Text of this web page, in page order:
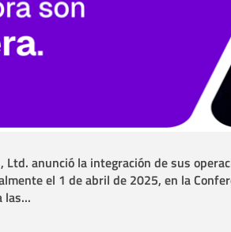
Ltd. anunció la integración de sus
el 1 de abril de 2025, en la
las...